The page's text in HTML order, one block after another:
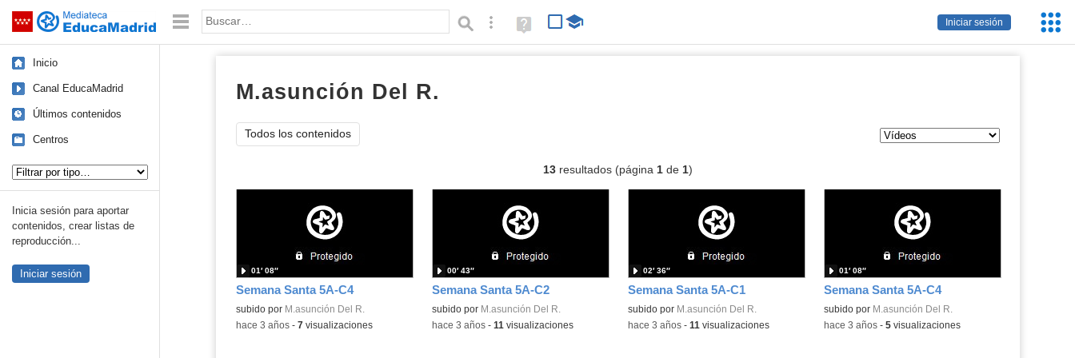
Saltar navegación
Iniciar sesión
Palabra o frase: Búsqueda avanzada
Ayuda
(en
Inicio
Canal EducaMadrid
Últimos contenidos
Centros
Inicia sesión para aportar
contenidos, crear listas de
reproducción...
Iniciar sesión
M.asunción Del R.
Todos los contenidos
13resultados (página 1de 1)
Semana Santa 5A-C4
subido por M.asunción Del R.
01′ 08″
-hace 3 años- 7visualizaciones
Semana Santa 5A-C2
subido por M.asunción Del R.
00′ 43″
-hace 3 años- 11 visualizaciones
Semana Santa 5A-C1
subido por M.asunción Del R.
02′ 36″
-hace 3 años- 11 visualizaciones
Semana Santa 5A-C4
subido por M.asunción Del R.
01′ 08″
-hace 3 años- 5visualizaciones